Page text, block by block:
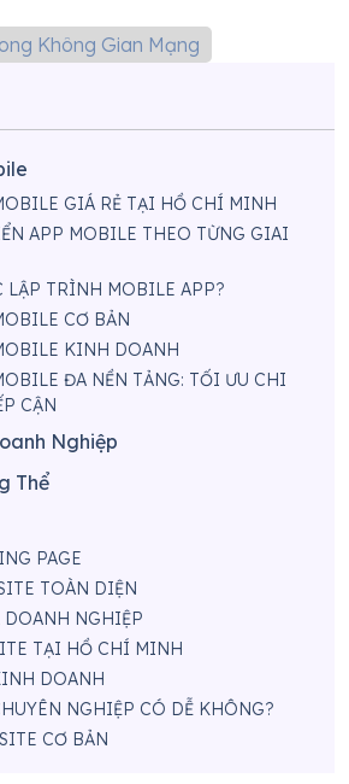
Không Gian Mạng
GIÁ RẺ TẠI HỒ CHÍ MINH
APP MOBILE THEO TỪNG GIAI
LẬP TRÌNH MOBILE APP?
CƠ BẢN
KINH DOANH
ĐA NỀN TẢNG: TỐI ƯU CHI
CẬN
Nghiệp
Thể
PAGE
TOÀN DIỆN
NGHIỆP
TẠI HỒ CHÍ MINH
DOANH
NGHIỆP CÓ DỄ KHÔNG?
CƠ BẢN